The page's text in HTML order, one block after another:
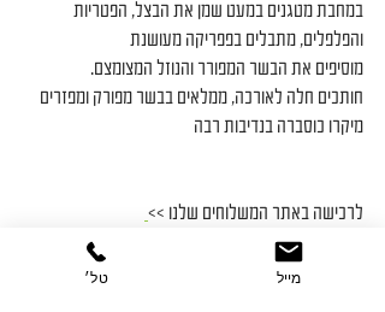
במחבת מטגנים במעט שמן את הבצל, הפטריות
והפלפלים, מתבלים בפפריקה מעושנת
מוסיפים את הבשר המפורר והנוזל המצומצם.
חותכים חלה לאורכה, ממלאים בבשר מפורק ומפזרים
מיקרו כוסברה בנדיבות רבה
לרכישה באתר המשלוחים שלנו >>
https://mypips.app/alalim
טל׳ מייל